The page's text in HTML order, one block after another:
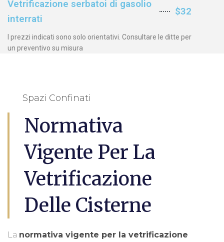
Vetrificazione serbatoi di gasolio
interrati
$32
I prezzi indicati sono solo orientativi. Consultare le ditte per
un preventivo su misura
Spazi Confinati
Normativa
Vigente Per La
Vetrificazione
Delle Cisterne
La normativa vigente per la vetrificazione